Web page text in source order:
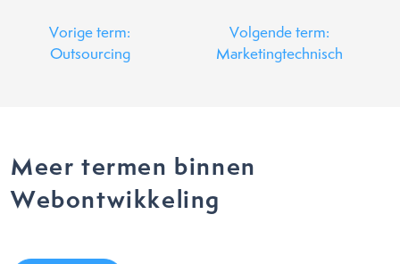
Vorige term:
Outsourcing
Volgende term:
Marketingtechnisch
Meer termen binnen
Webontwikkeling